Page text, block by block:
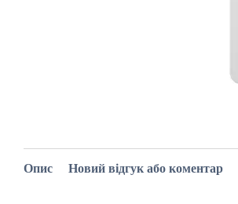
Опис Новий відгук або коментар